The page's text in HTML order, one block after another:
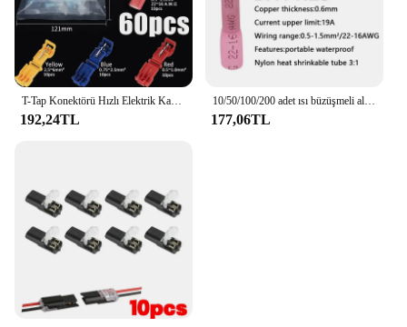
T-Tap Konektörü Hızlı Elektrik Kablosu Dönüştürücü Snap Splice Kilit Tel Terminali Su Geçirmez Sıkma Terminalleri Blok Butt Plug Parçaları
192,24TL
10/50/100/200 adet ısı büzüşmeli alın tel konnektörleri AWG 24-10 0.3-6.0mm2 su geçirmez yalıtımlı otomobil teli kablo sıkma terminali
177,06TL